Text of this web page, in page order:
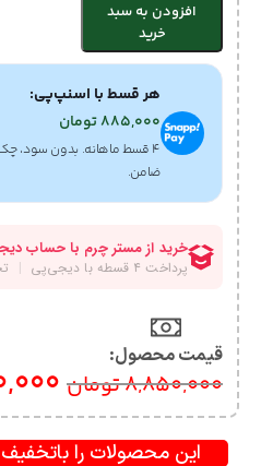
افزودن به سبد
خرید
هر قسط با اسنپ‌پی:
885,000تومان
۴ قسط ماهانه. بدون سود،
ضامن.
قیمت محصول:​
8,850,000تومان
این محصولات را